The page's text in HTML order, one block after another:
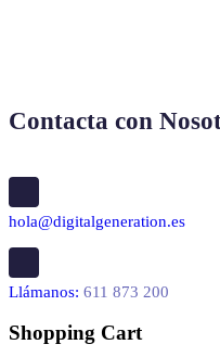
Contacta con
hola@digitalgeneration.es
Llámanos: 611 873 200
Shopping Cart